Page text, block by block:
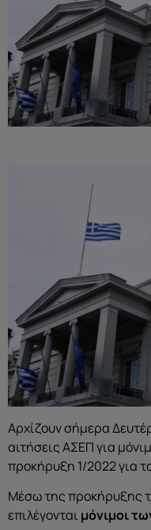
Αρχίζουν σήμερα
αιτήσεις ΑΣΕΠ για
προκήρυξη 1/2022 για
Μέσω της προκήρυξης
επιλέγονται μόνιμοι